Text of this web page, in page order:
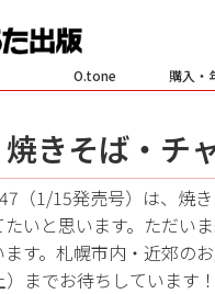
O.tone 購入・
きそば・チ
（1/15発売号）は、焼
いと思います。ただい
ます。札幌市内・近郊の
までお待ちしています！